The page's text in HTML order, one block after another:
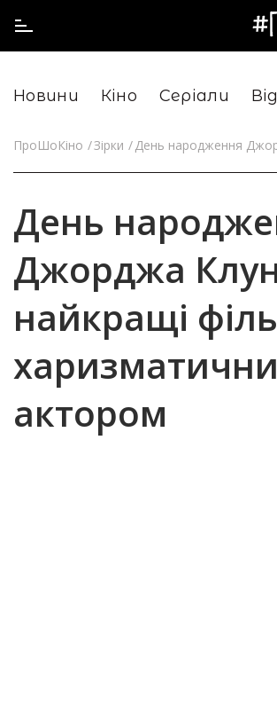
Новини Кіно Серіали
ПроШоКіно Зірки День народження
День
Джорджа
найкращі
актором